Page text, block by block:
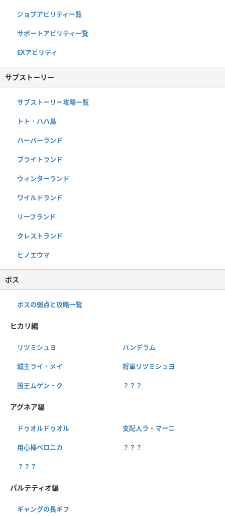
ジョブアビリティ一覧
サポートアビリティ一覧
EXアビリティ
サブストーリー
サブストーリー攻略一覧
トト・ハハ島
ハーバーランド
ブライトランド
ウィンターランド
ワイルドランド
リーフランド
クレストランド
ヒノエウマ
ボス
ボスの弱点と攻略一覧
ヒカリ編
リツミシュヨ バンデラム
城主ライ・メイ 将軍リツミシュヨ
国王ムゲン・ク ？？？
アグネア編
ドゥオルドゥオル 支配人ラ・マーニ
用心棒ベロニカ ？？？
？？？
パルテティオ編
ギャングの長ギフ